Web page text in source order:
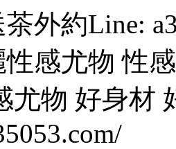
外約Line:
感尤物 性
尤物 好身材